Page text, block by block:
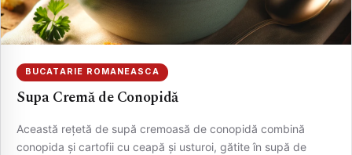
CAUTA
BUCATARIE ROMANEASCA
Supa Cremă de Conopidă
Această rețetă de supă cremoasă de conopidă combină
conopida și cartofii cu ceapă și usturoi, gătite în supă de